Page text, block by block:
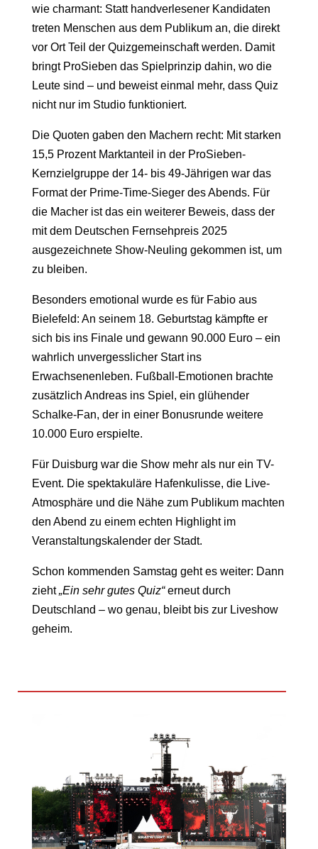
wie charmant: Statt handverlesener Kandidaten
treten Menschen aus dem Publikum an, die direkt
vor Ort Teil der Quizgemeinschaft werden. Damit
bringt ProSieben das Spielprinzip dahin, wo die
Leute sind – und beweist einmal mehr, dass Quiz
nicht nur im Studio funktioniert.
Die Quoten gaben den Machern recht: Mit starken
15,5 Prozent Marktanteil in der ProSieben-
Kernzielgruppe der 14- bis 49-Jährigen war das
Format der Prime-Time-Sieger des Abends. Für
die Macher ist das ein weiterer Beweis, dass der
mit dem Deutschen Fernsehpreis 2025
ausgezeichnete Show-Neuling gekommen ist, um
zu bleiben.
Besonders emotional wurde es für Fabio aus
Bielefeld: An seinem 18. Geburtstag kämpfte er
sich bis ins Finale und gewann 90.000 Euro – ein
wahrlich unvergesslicher Start ins
Erwachsenenleben. Fußball-Emotionen brachte
zusätzlich Andreas ins Spiel, ein glühender
Schalke-Fan, der in einer Bonusrunde weitere
10.000 Euro erspielte.
Für Duisburg war die Show mehr als nur ein TV-
Event. Die spektakuläre Hafenkulisse, die Live-
Atmosphäre und die Nähe zum Publikum machten
den Abend zu einem echten Highlight im
Veranstaltungskalender der Stadt.
Schon kommenden Samstag geht es weiter: Dann
zieht„Ein sehr gutes Quiz“erneut durch
Deutschland – wo genau, bleibt bis zur Liveshow
geheim.